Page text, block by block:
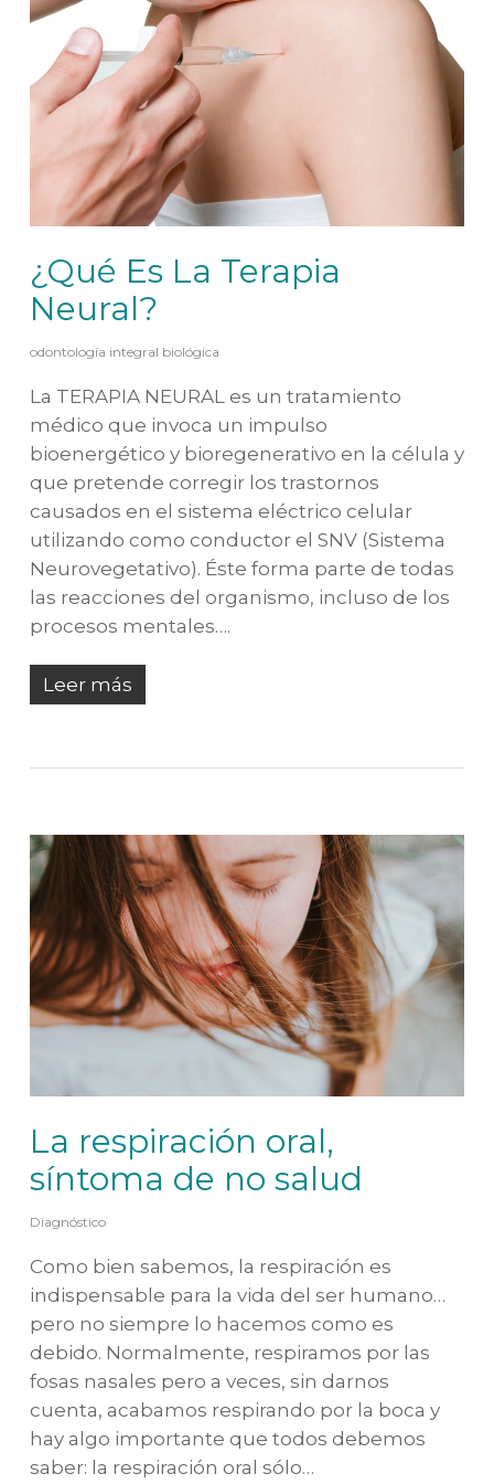
¿Qué Es La Terapia
Neural?
odontología integral biológica
La TERAPIA NEURAL es un tratamiento
médico que invoca un impulso
bioenergético y bioregenerativo en la célula y
que pretende corregir los trastornos
causados en el sistema eléctrico celular
utilizando como conductor el SNV (Sistema
Neurovegetativo). Éste forma parte de todas
las reacciones del organismo, incluso de los
procesos mentales….
Leer más
La respiración oral,
síntoma de no salud
Diagnóstico
Como bien sabemos, la respiración es
indispensable para la vida del ser humano…
pero no siempre lo hacemos como es
debido. Normalmente, respiramos por las
fosas nasales pero a veces, sin darnos
cuenta, acabamos respirando por la boca y
hay algo importante que todos debemos
saber: la respiración oral sólo…